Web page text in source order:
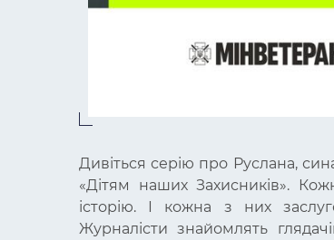
Дивіться серію про Руслана,
«Дітям наших Захисників».
історію. І кожна з них
Журналісти знайомлять